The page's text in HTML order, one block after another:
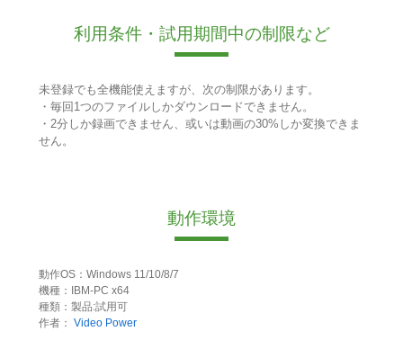
利用条件・試用期間中の制限など
未登録でも全機能使えますが、次の制限があります。
・毎回1つのファイルしかダウンロードできません。
・2分しか録画できません、或いは動画の30%しか変換できま
せん。
動作環境
動作OS：Windows 11/10/8/7
機種：IBM-PC x64
種類：製品:試用可
作者： Video Power